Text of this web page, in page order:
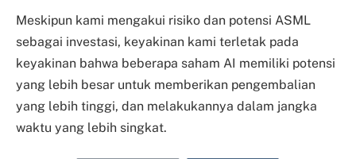
Meskipun kami mengakui risiko dan potensi ASML
sebagai investasi, keyakinan kami terletak pada
keyakinan bahwa beberapa saham AI memiliki potensi
yang lebih besar untuk memberikan pengembalian
yang lebih tinggi, dan melakukannya dalam jangka
waktu yang lebih singkat.